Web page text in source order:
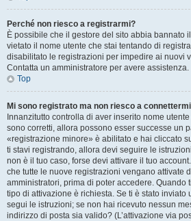
Perché non riesco a registrarmi?
È possibile che il gestore del sito abbia bannato
vietato il nome utente che stai tentando di
disabilitato le registrazioni per impedire ai nuovi
Contatta un amministratore per avere assistenza.
Top
Mi sono registrato ma non riesco a
Innanzitutto controlla di aver inserito nome
sono corretti, allora possono esser successe un
«registrazione minore» è abilitato e hai cliccato
ti stavi registrando, allora devi seguire le
non è il tuo caso, forse devi attivare il tuo
che tutte le nuove registrazioni vengano attivate
amministratori, prima di poter accedere. Quando
tipo di attivazione è richiesta. Se ti è stato inviato
segui le istruzioni; se non hai ricevuto nessun
indirizzo di posta sia valido? (L’attivazione via